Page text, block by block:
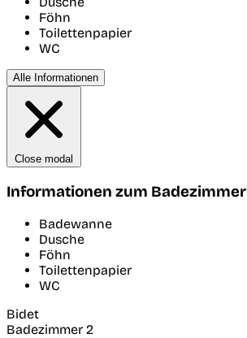
Föhn
Toilettenpapier
WC
Alle Informationen
Close modal
Informationen zum Badezimmer
Badewanne
Dusche
Föhn
Toilettenpapier
WC
Bidet
Badezimmer 2